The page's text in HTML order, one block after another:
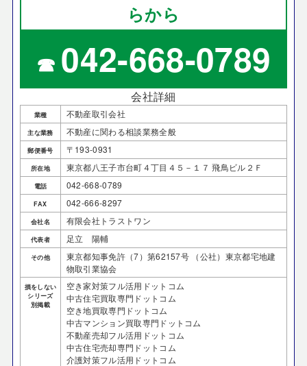
らから
☎ 042-668-0789
会社詳細
業種 不動産取引会社
主な業務 不動産に関わる相談業務全般
郵便番号 〒193-0931
所在地 東京都八王子市台町４丁目４５－１７ 飛鳥ビル２Ｆ
電話 042-668-0789
FAX 042-666-8297
会社名 有限会社トラストワン
代表者 足立 陽輔
その他
東京都知事免許（7）第62157号 （公社）東京都宅地建
物取引業協会
損をしない
シリーズ
別掲載
空き家対策フル活用ドットコム
中古住宅買取専門ドットコム
空き地買取専門ドットコム
中古マンション買取専門ドットコム
不動産売却フル活用ドットコム
中古住宅売却専門ドットコム
介護対策フル活用ドットコム